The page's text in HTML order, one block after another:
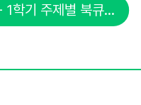
[책 속에서 만난 여름!] - 1학기 주제별 북큐레이션 행사를 마치며